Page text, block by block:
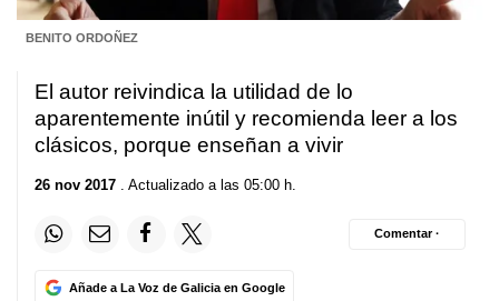
BENITO ORDOÑEZ
El autor reivindica la utilidad de lo
aparentemente inútil y recomienda leer a los
clásicos, porque enseñan a vivir
26 nov 2017 . Actualizado a las 05:00 h.
Añade a La Voz de Galicia en Google
Comentar ·